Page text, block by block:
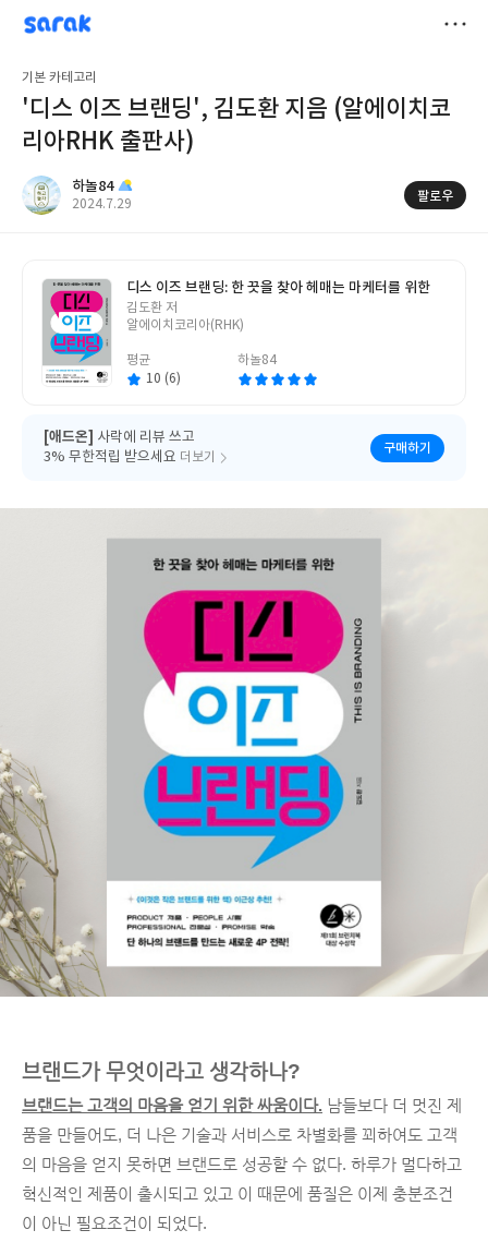
sarak
하놀84
기본 카테고리
'디스 이즈 브랜딩', 김도환 지음 (알에이치코
리아RHK 출판사)
하놀84
작
2024.7.29
팔로우
디스 이즈 브랜딩: 한 끗을 찾아 헤매는 마케터를 위한
글
쓴
김도환 저
알에이치코리아(RHK)
평균
10 (6)
하놀84
[애드온] 사락에 리뷰 쓰고
3% 무한적립 받으세요 더보기
구매하기
브랜드가 무엇이라고 생각하나?
브랜드는 고객의 마음을 얻기 위한 싸움이다. 남들보다 더 멋진 제
품을 만들어도, 더 나은 기술과 서비스로 차별화를 꾀하여도 고객
의 마음을 얻지 못하면 브랜드로 성공할 수 없다. 하루가 멀다하고
혁신적인 제품이 출시되고 있고 이 때문에 품질은 이제 충분조건
이 아닌 필요조건이 되었다.